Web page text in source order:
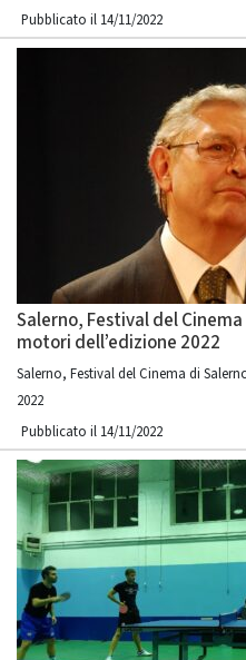
Pubblicato il 14/11/2022
Salerno, Festival del
motori dell’edizione 2022
Salerno, Festival del Cinema di
2022
Pubblicato il 14/11/2022